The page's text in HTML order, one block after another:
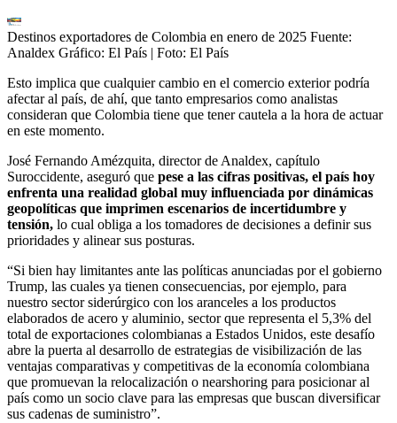
Destinos exportadores de Colombia en enero de 2025 Fuente:
Analdex Gráfico: El País | Foto: El País
Esto implica que cualquier cambio en el comercio exterior podría
afectar al país, de ahí, que tanto empresarios como analistas
consideran que Colombia tiene que tener cautela a la hora de actuar
en este momento.
José Fernando Amézquita, director de Analdex, capítulo
Suroccidente, aseguró que pese a las cifras positivas, el país hoy
enfrenta una realidad global muy influenciada por dinámicas
geopolíticas que imprimen escenarios de incertidumbre y
tensión, lo cual obliga a los tomadores de decisiones a definir sus
prioridades y alinear sus posturas.
“Si bien hay limitantes ante las políticas anunciadas por el gobierno
Trump, las cuales ya tienen consecuencias, por ejemplo, para
nuestro sector siderúrgico con los aranceles a los productos
elaborados de acero y aluminio, sector que representa el 5,3% del
total de exportaciones colombianas a Estados Unidos, este desafío
abre la puerta al desarrollo de estrategias de visibilización de las
ventajas comparativas y competitivas de la economía colombiana
que promuevan la relocalización o nearshoring para posicionar al
país como un socio clave para las empresas que buscan diversificar
sus cadenas de suministro”.